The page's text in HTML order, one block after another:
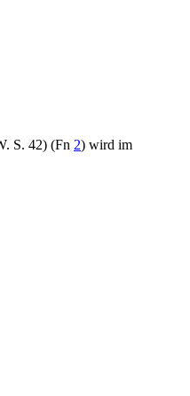
S. 42) (Fn 2) wird im